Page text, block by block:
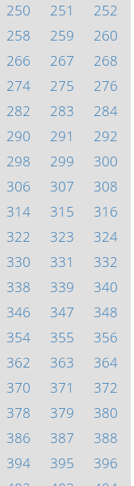
250 251
252
258 259
260
266 267
268
274 275
276
282 283
284
290 291
292
298 299
300
306 307
308
314 315
316
322 323
324
330 331
332
338 339
340
346 347
348
354 355
356
362 363
364
370 371
372
378 379
380
386 387
388
394 395
396